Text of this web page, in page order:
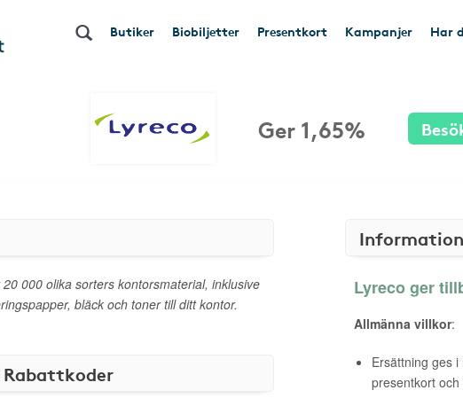
Butiker Biobiljetter Presentkort Kampanjer Har
Ger 1,65%
000 olika sorters kontorsmaterial, inklusive
bläck och toner till ditt kontor.
Rabattkoder
Information
Lyreco ger
Allmänna villkor:
Ersättning ges
presentkort och